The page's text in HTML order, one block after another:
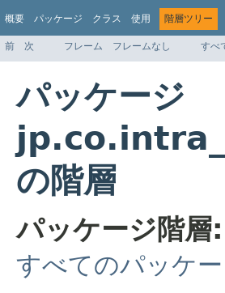
概要 パッケージ クラス 使用 階層ツリー
前 次 フレーム フレームなし すべ
パッケージ
の階層
パッケージ階層:
すべてのパッケ